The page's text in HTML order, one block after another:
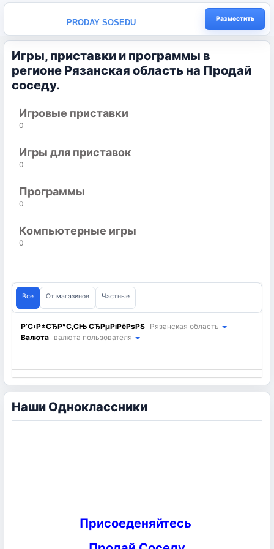
PRODAY SOSEDU Разместить
Игры, приставки и программы в
регионе Рязанская область на Продай
соседу.
Игровые приставки
0
Игры для приставок
0
Программы
0
Компьютерные игры
0
Все От магазинов Частные
Р’С‹Р±СЂР°С‚СЊ СЂРµРіРёРѕРЅ Рязанская область
Валюта валюта пользователя
Наши Одноклассники
Присоеденяйтесь